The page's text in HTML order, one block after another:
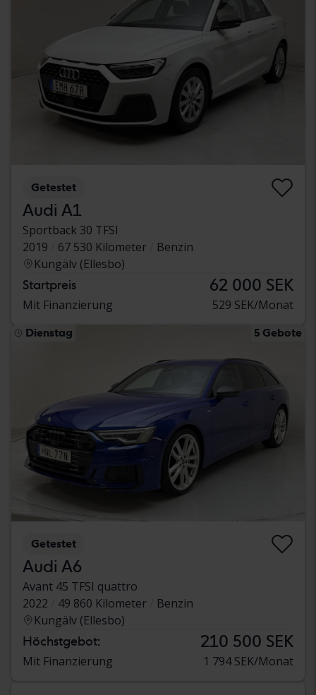
Getestet
Audi A1
Sportback 30 TFSI
2019
67 530 Kilometer
Benzin
Kungälv (Ellesbo)
Startpreis 62 000 SEK
Mit Finanzierung 529 SEK/Monat
Dienstag 5 Gebote
Getestet
Audi A6
Avant 45 TFSI quattro
2022
49 860 Kilometer
Benzin
Kungälv (Ellesbo)
Höchstgebot: 210 500 SEK
Mit Finanzierung 1 794 SEK/Monat